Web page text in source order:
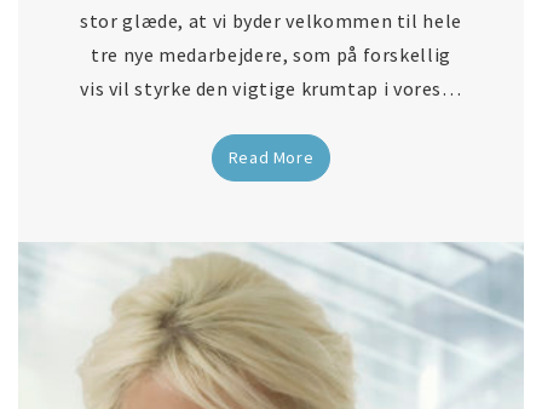
stor glæde, at vi byder velkommen til hele
tre nye medarbejdere, som på forskellig
vis vil styrke den vigtige krumtap i vores…
Read More